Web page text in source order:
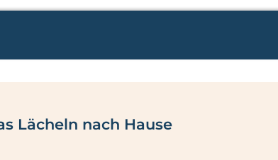
Lächeln nach Hause